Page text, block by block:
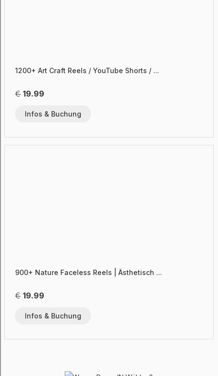
1200+ Art Craft Reels / YouTube Shorts / ...
€ 19.99
Infos & Buchung
900+ Nature Faceless Reels | Ästhetisch ...
€ 19.99
Infos & Buchung